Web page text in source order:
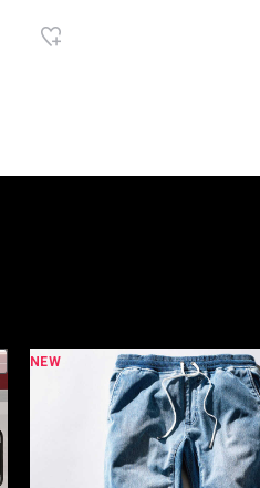
NEW